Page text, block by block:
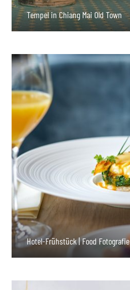
Tempel in Chiang Mai Old Town
Hotel-Frühstück | Food Fotografie